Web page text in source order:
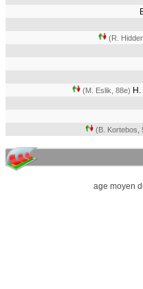
(R.
(M. Eslik, 88e)
(B. Kortebos,
age moyen